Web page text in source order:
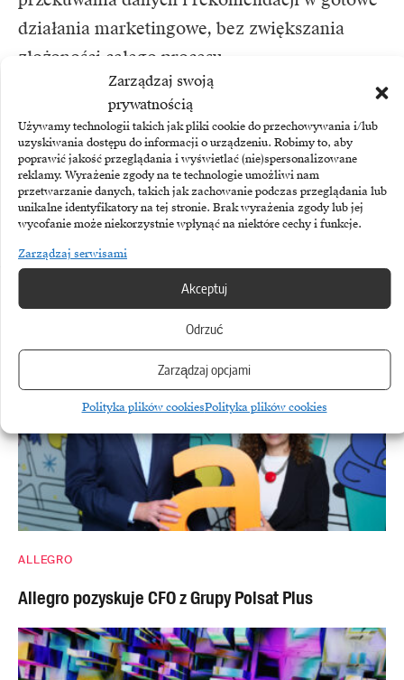
Zarządzaj swoją
prywatnością
Używamy technologii takich jak pliki cookie do przechowywania i/lub
uzyskiwania dostępu do informacji o urządzeniu. Robimy to, aby
poprawić jakość przeglądania i wyświetlać (nie)spersonalizowane
reklamy. Wyrażenie zgody na te technologie umożliwi nam
przetwarzanie danych, takich jak zachowanie podczas przeglądania lub
unikalne identyfikatory na tej stronie. Brak wyrażenia zgody lub jej
wycofanie może niekorzystnie wpłynąć na niektóre cechy i funkcje.
Zarządzaj serwisami
Akceptuj
Odrzuć
Zarządzaj opcjami
Polityka plików cookiesPolityka plików cookies
działania marketingowe, bez zwiększania
złożoności całego procesu.
TEMATY: Manago AI SalesManago Zarządzanie
Zobacz również
ALLEGRO
Allegro pozyskuje CFO z Grupy Polsat Plus